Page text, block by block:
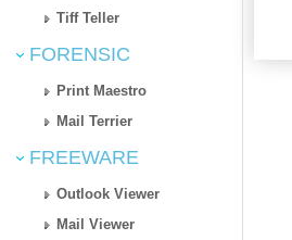
Tiff Teller
FORENSIC
Print Maestro
Mail Terrier
FREEWARE
Outlook Viewer
Mail Viewer